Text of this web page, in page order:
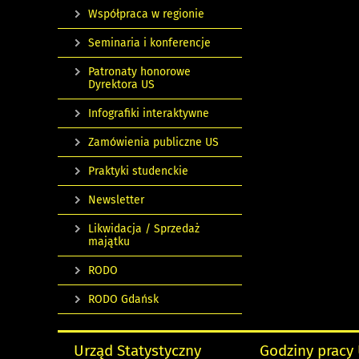
Współpraca w regionie
Seminaria i konferencje
Patronaty honorowe
Dyrektora US
Infografiki interaktywne
Zamówienia publiczne US
Praktyki studenckie
Newsletter
Likwidacja / Sprzedaż
majątku
RODO
RODO Gdańsk
Urząd Statystyczny
Godziny pracy